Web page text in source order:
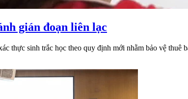
gián đoạn liên lạc
thực sinh trắc học theo quy định mới nhằm bảo vệ thuê